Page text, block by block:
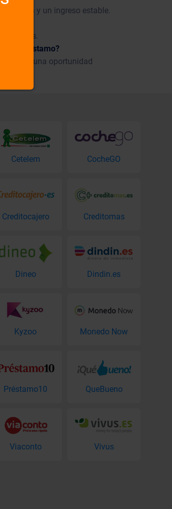
y un ingreso estable.
minutos.
un préstamo?
tiene una oportunidad
Cetelem CocheGO
Creditocajero Creditomas
Dineo Dindin.es
Kyzoo Monedo Now
Préstamo10 QueBueno
Viaconto Vivus